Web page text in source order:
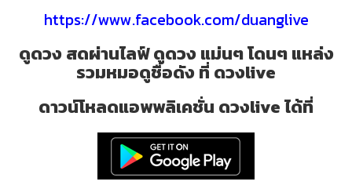
https://www.facebook.com/duanglive
ดูดวง สดผ่านไลฟ์ ดูดวง แม่นๆ โดนๆ แหล่ง
รวมหมอดูชื่อดัง ที่ ดวงlive
ดาวน์โหลดแอพพลิเคชั่น ดวงlive ได้ที่